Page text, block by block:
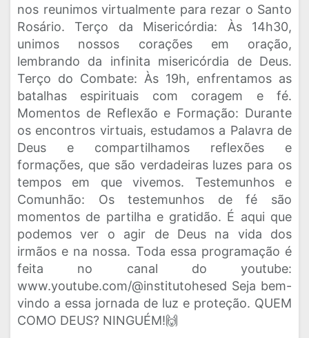
nos reunimos virtualmente para rezar o Santo
Rosário. Terço da Misericórdia: Às 14h30,
unimos nossos corações em oração,
lembrando da infinita misericórdia de Deus.
Terço do Combate: Às 19h, enfrentamos as
batalhas espirituais com coragem e fé.
Momentos de Reflexão e Formação: Durante
os encontros virtuais, estudamos a Palavra de
Deus e compartilhamos reflexões e
formações, que são verdadeiras luzes para os
tempos em que vivemos. Testemunhos e
Comunhão: Os testemunhos de fé são
momentos de partilha e gratidão. É aqui que
podemos ver o agir de Deus na vida dos
irmãos e na nossa. Toda essa programação é
feita no canal do youtube:
www.youtube.com/@institutohesed Seja bem-
vindo a essa jornada de luz e proteção. QUEM
COMO DEUS? NINGUÉM!🙌